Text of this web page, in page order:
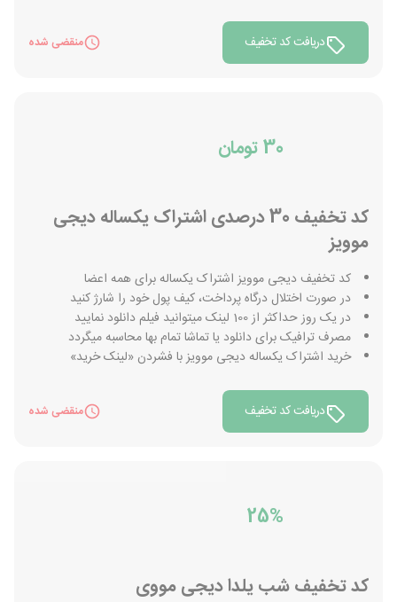
دریافت کد تخفیف منقضی شده
30 تومان
کد تخفیف 30 درصدی اشتراک یکساله دیجی
موویز
کد تخفیف دیجی موویز اشتراک یکساله برای همه اعضا
در صورت اختلال درگاه پرداخت، کیف پول خود را شارژ کنید
در یک روز حداکثر از 100 لینک میتوانید فیلم دانلود نمایید
مصرف ترافیک برای دانلود یا تماشا تمام بها محاسبه میگردد
خرید اشتراک یکساله دیجی موویز با فشردن «لینک خرید»
دریافت کد تخفیف منقضی شده
25%
کد تخفیف شب یلدا دیجی مووی